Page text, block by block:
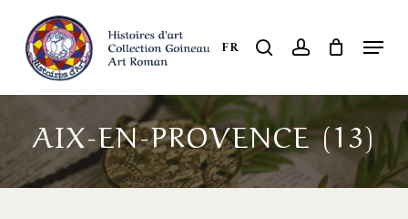
main
content
FR search account Menu
AIX-EN-PROVENCE (13)
Close